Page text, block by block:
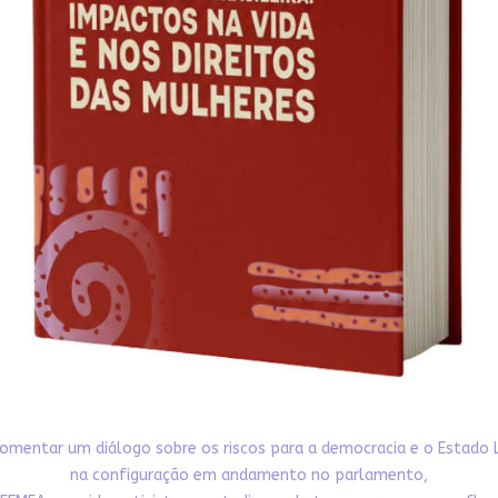
um diálogo sobre os riscos para a democracia e o Estado
na configuração em andamento no parlamento,